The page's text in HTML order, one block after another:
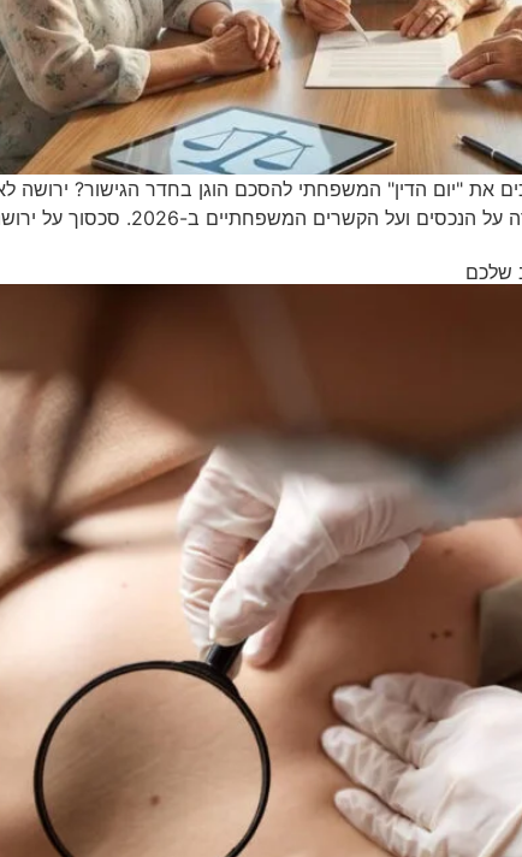
גישור ועסקים סכסוכי ירושה 2026: איך הופכים את "יום הדין" המשפחתי להסכם הוגן
למה גישור בסכסוכי ירושה הוא הכלי האסטרטגי
שלכם